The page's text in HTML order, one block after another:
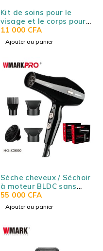
Kit de soins pour le
visage et le corps pour
hommes WMARK HOME
NG-BT003
11 000 CFA
Ajouter au panier
Sèche cheveux / Séchoir
à moteur BLDC sans
balais WMARK NG-
X3000
55 000 CFA
Ajouter au panier